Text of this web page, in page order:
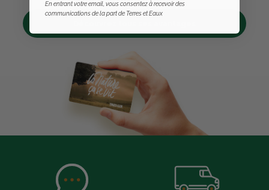
En entrant votre email, vous consentez à recevoir des
communications de la part de Terres et Eaux